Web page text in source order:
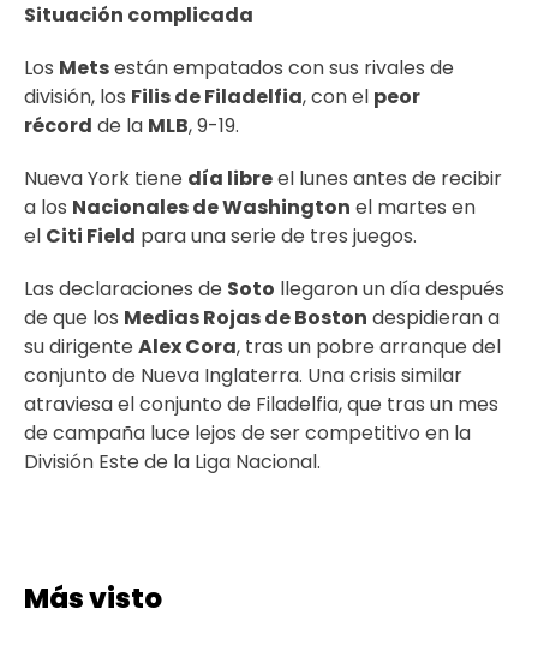
Situación complicada
Los Metsestán empatados con sus rivales de
división, los Filis de Filadelfia, con el peor
récord de la MLB, 9-19.
Nueva York tiene día libreel lunes antes de recibir
a los Nacionales de Washington el martes en
el Citi Field para una serie de tres juegos.
Las declaraciones de Soto llegaron un día después
de que los Medias Rojas de Boston despidieran a
su dirigente Alex Cora, tras un pobre arranque del
conjunto de Nueva Inglaterra. Una crisis similar
atraviesa el conjunto de Filadelfia, que tras un mes
de campaña luce lejos de ser competitivo en la
División Este de la Liga Nacional.
Más visto